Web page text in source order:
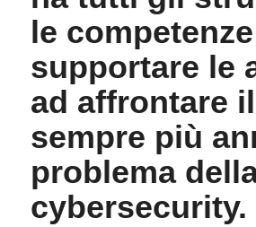
le
supportare le
ad affrontare il
sempre più
problema
cybersecurity.